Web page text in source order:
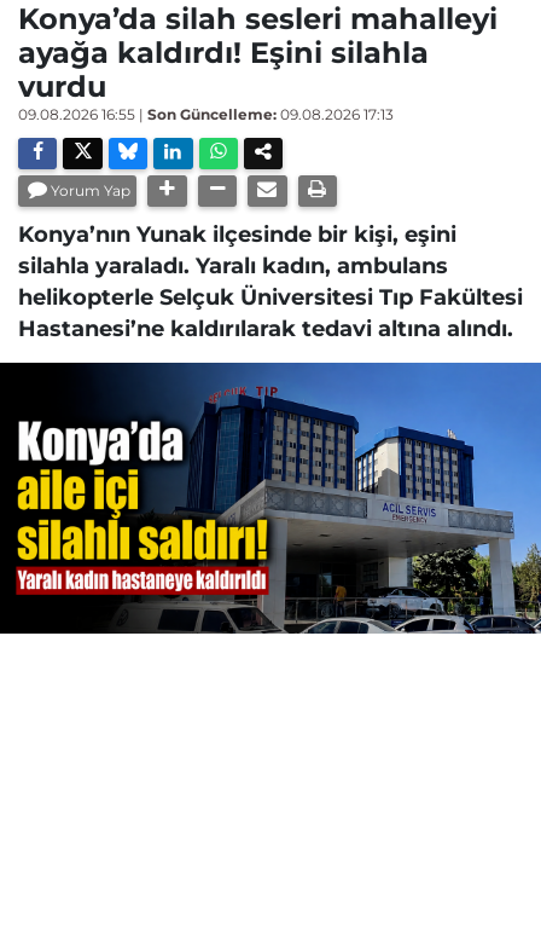
Konya’da silah sesleri mahalleyi
ayağa kaldırdı! Eşini silahla
vurdu
09.08.2026 16:55 | Son Güncelleme: 09.08.2026 17:13
Yorum Yap
Konya’nın Yunak ilçesinde bir kişi, eşini
silahla yaraladı. Yaralı kadın, ambulans
helikopterle Selçuk Üniversitesi Tıp Fakültesi
Hastanesi’ne kaldırılarak tedavi altına alındı.